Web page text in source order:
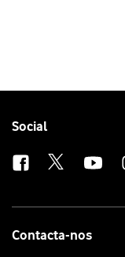
Follow
Social
Contacta-nos